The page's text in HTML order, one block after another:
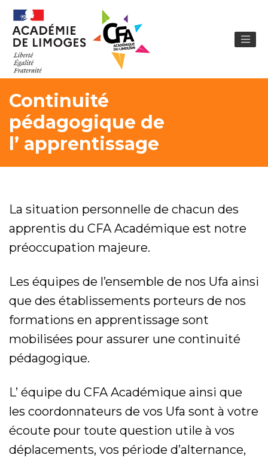
Continuité
pédagogique de
l’ apprentissage
La situation personnelle de chacun des
apprentis du CFA Académique est notre
préoccupation majeure.
Les équipes de l’ensemble de nos Ufa ainsi
que des établissements porteurs de nos
formations en apprentissage sont
mobilisées pour assurer une continuité
pédagogique.
L’ équipe du CFA Académique ainsi que
les coordonnateurs de vos Ufa sont à votre
écoute pour toute question utile à vos
déplacements, vos période d’alternance,